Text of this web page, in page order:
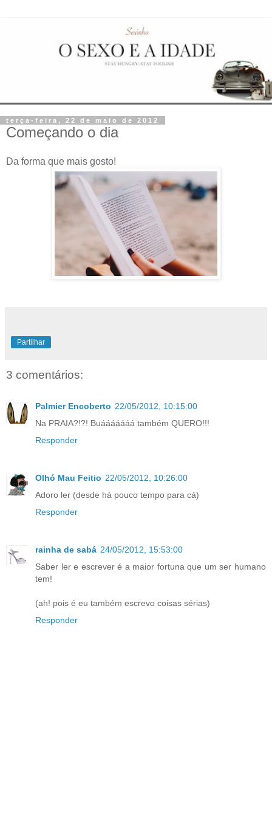
terça-feira, 22 de maio de 2012
Começando o dia
Da forma que mais gosto!
Partilhar
3 comentários:
Palmier Encoberto 22/05/2012, 10:15:00
Na PRAIA?!?! Buááááááá também QUERO!!!
Responder
Olhó Mau Feitio 22/05/2012, 10:26:00
Adoro ler (desde há pouco tempo para cá)
Responder
rainha de sabá 24/05/2012, 15:53:00
Saber ler e escrever é a maior fortuna que um ser humano
tem!
(ah! pois é eu também escrevo coisas sérias)
Responder